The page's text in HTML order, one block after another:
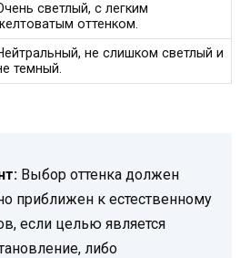
светлый, с легким
оттенком.
не слишком светлый и
темный.
Выбор оттенка должен
приближен к естественному
если целью является
либо